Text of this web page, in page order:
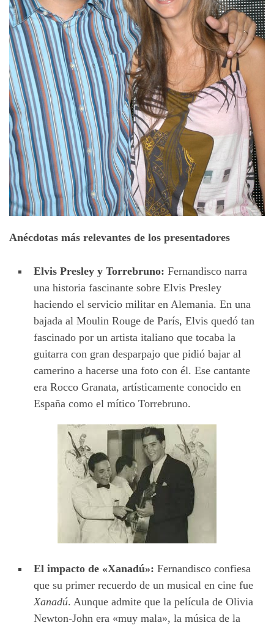
Anécdotas más relevantes de los presentadores
Elvis Presley y Torrebruno: Fernandisco narra
una historia fascinante sobre Elvis Presley
haciendo el servicio militar en Alemania. En una
bajada al Moulin Rouge de París, Elvis quedó tan
fascinado por un artista italiano que tocaba la
guitarra con gran desparpajo que pidió bajar al
camerino a hacerse una foto con él. Ese cantante
era Rocco Granata, artísticamente conocido en
España como el mítico Torrebruno.
El impacto de «Xanadú»: Fernandisco confiesa
que su primer recuerdo de un musical en cine fue
Xanadú. Aunque admite que la película de Olivia
Newton-John era «muy mala», la música de la